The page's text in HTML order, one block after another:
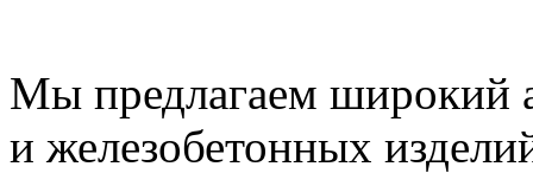
Мы предлагаем широкий
и железобетонных